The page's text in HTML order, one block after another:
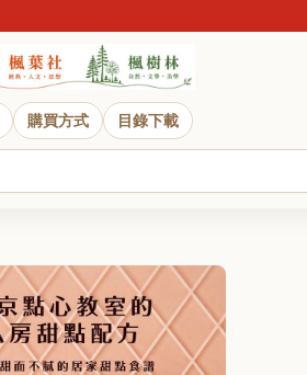
購買方式 目錄下載